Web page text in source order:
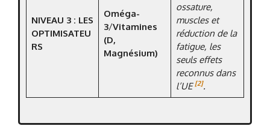
NIVEAU 3 : LES
OPTIMISATEU
RS
Oméga-
3/Vitamines
(D,
Magnésium)
ossature,
muscles et
réduction de la
fatigue, les
seuls effets
reconnus dans
l’UE [2].